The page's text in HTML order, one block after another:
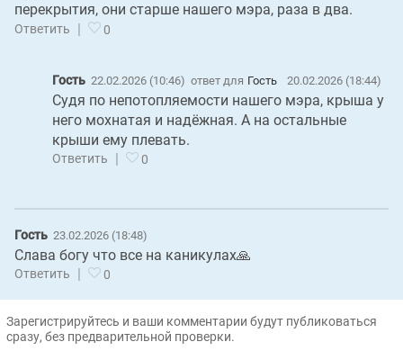
перекрытия, они старше нашего мэра, раза в два.
Ответить | 0
Гость 22.02.2026 (10:46) ответ для Гость 20.02.2026 (18:44)
Судя по непотопляемости нашего мэра, крыша у
него мохнатая и надёжная. А на остальные
крыши ему плевать.
Ответить | 0
Гость 23.02.2026 (18:48)
Слава богу что все на каникулах🙏
Ответить | 0
Зарегистрируйтесь и ваши комментарии будут публиковаться
сразу, без предварительной проверки.